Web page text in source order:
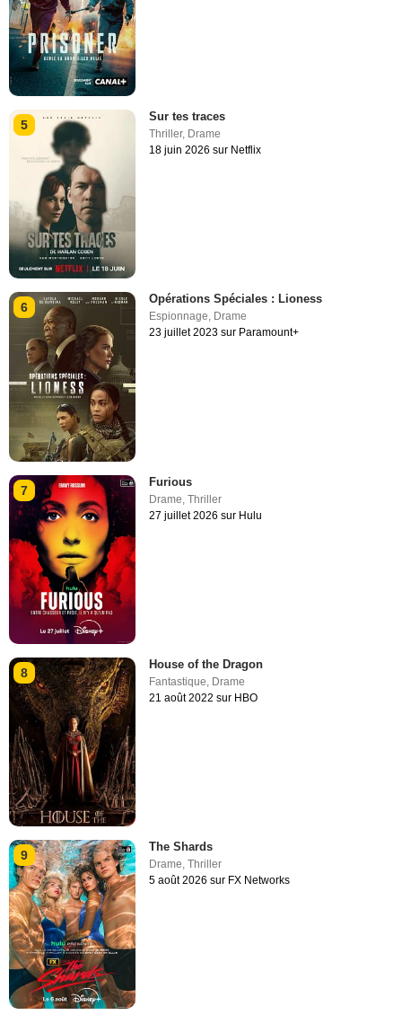
5
Sur tes traces
Thriller, Drame
18 juin 2026 sur Netflix
6
Opérations Spéciales : Lioness
Espionnage, Drame
23 juillet 2023 sur Paramount+
7
Furious
Drame ,Thriller
27 juillet 2026 sur Hulu
8
House of the Dragon
Fantastique, Drame
21 août 2022 sur HBO
9
The Shards
Drame,Thriller
5 août 2026 sur FX Networks